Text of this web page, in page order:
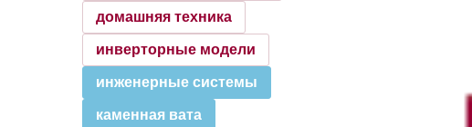
домашняя техника
инверторные модели
инженерные системы
каменная вата